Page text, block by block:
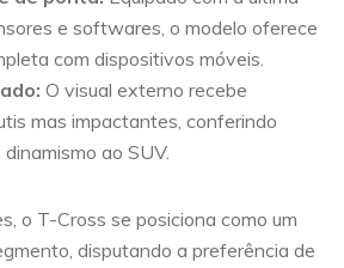
e softwares, o modelo oferece
com dispositivos móveis.
O visual externo recebe
mas impactantes, conferindo
ao SUV.
o T-Cross se posiciona como um
disputando a preferência de